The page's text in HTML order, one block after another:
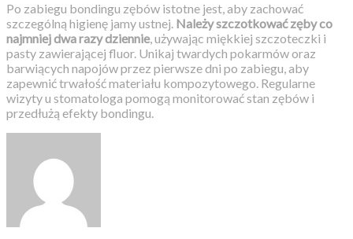
Po zabiegu bondingu zębów istotne jest, aby zachować
szczególną higienę jamy ustnej. Należy szczotkować zęby co
najmniej dwa razy dziennie, używając miękkiej szczoteczki i
pasty zawierającej fluor. Unikaj twardych pokarmów oraz
barwiących napojów przez pierwsze dni po zabiegu, aby
zapewnić trwałość materiału kompozytowego. Regularne
wizyty u stomatologa pomogą monitorować stan zębów i
przedłużą efekty bondingu.